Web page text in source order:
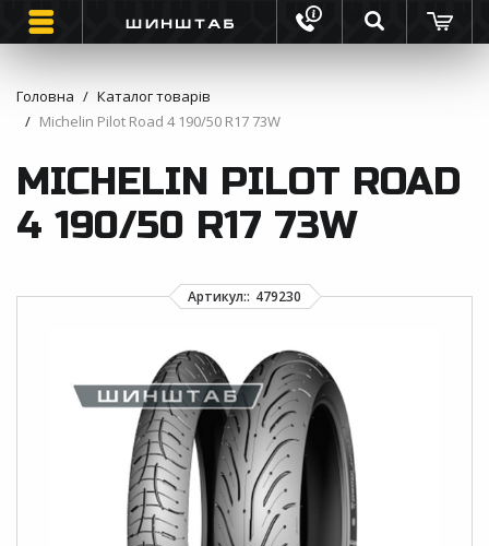
ШИНИ
ВАНТАЖНІ ШИНИ
МОТО ШИНИ
ЗВОРОТНИЙ ДЗВІНОК
ВІДГУКИ ПРО ШИНИ
Головна
Каталог товарів
Michelin Pilot Road 4 190/50 R17 73W
MICHELIN PILOT ROAD
4 190/50 R17 73W